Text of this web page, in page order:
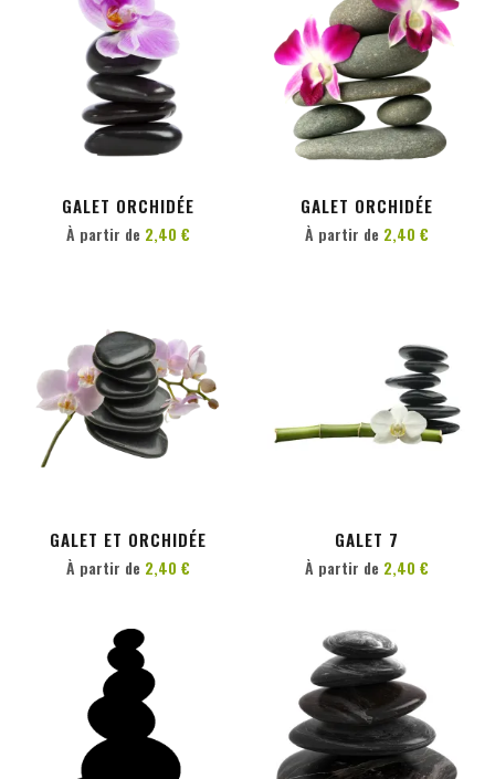
GALET ORCHIDÉE
PERSONNALISER
À partir de 2,40 €
GALET ORCHIDÉE
PERSONNALISER
À partir de 2,40 €
GALET ET ORCHIDÉE
À partir de 2,40 €
GALET 7
À partir de 2,40 €